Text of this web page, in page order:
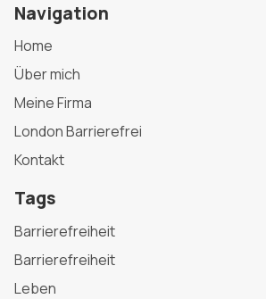
Navigation
Home
Über mich
Meine Firma
London Barrierefrei
Kontakt
Tags
Barrierefreiheit
Barrierefreiheit
Leben